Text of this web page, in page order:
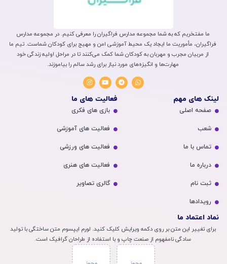
ما مفتخریم که به شما مجموعه مدارس فراگیران را معرفی کنیم. در مجموعه مدارس
فراگیران، مأموریت ما ایجاد یک محیط آموزشی امن و مهیج برای کودکان شماست. تیم ما
از مربیان مجرب و مهربان به کودکان شما کمک می‌کنند تا در مراحل اولیه زندگی خود
مهارت‌ها و انگیزه‌های مورد نیاز برای رشد سالم را بیاموزند.
لینک های مهم
صفحه اصلی
شعب
تماس با ما
درباره ما
ثبت نام
رویداد‌ها
فعالیت های ما
بازی های فکری
فعالیت های آموزشی
فعالیت های ورزشی
فعالیت های هنری
گالری تصاویر
نماد اعتماد ما
برای تغییر این متن بر روی دکمه ویرایش کلیک کنید. لورم ایپسوم متن ساختگی با تولید
سادگی نامفهوم از صنعت چاپ و با استفاده از طراحان گرافیک است.